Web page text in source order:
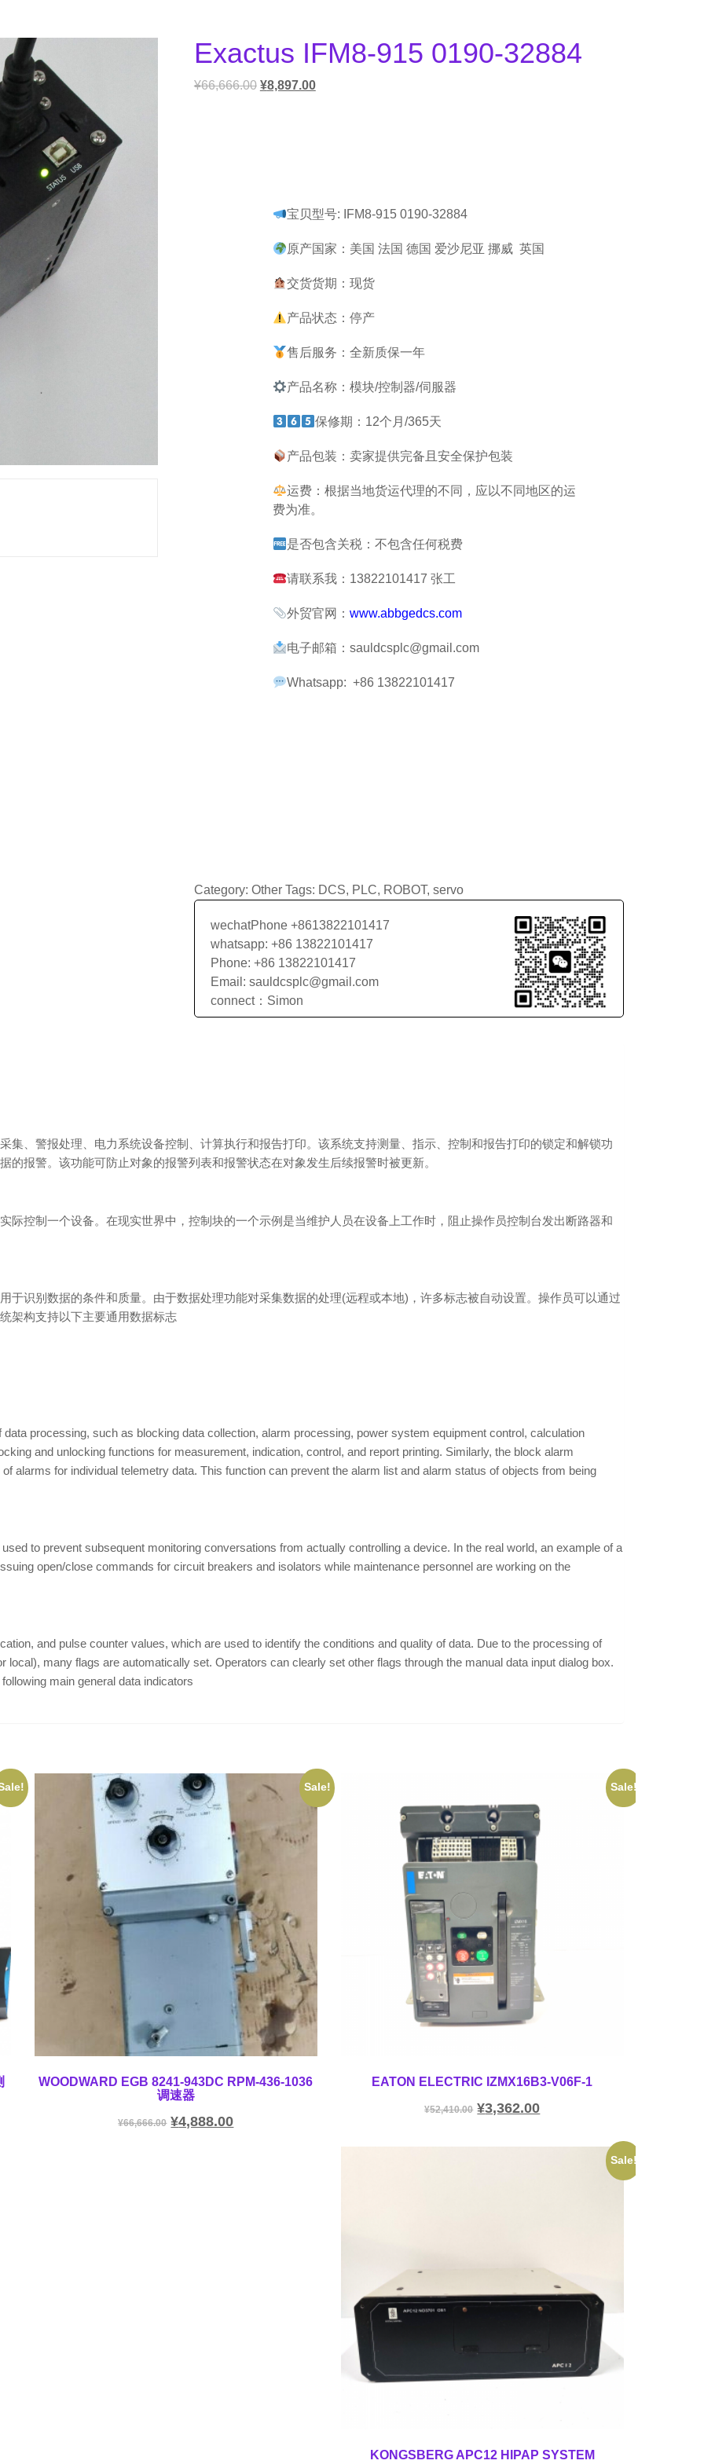
Exactus IFM8-915 0190-32884
¥66,666.00 ¥8,897.00
宝贝型号: IFM8-915 0190-32884
原产国家：美国 法国 德国 爱沙尼亚 挪威 英国
交货货期：现货
产品状态：停产
售后服务：全新质保一年
产品名称：模块/控制器/伺服器
保修期：12个月/365天
产品包装：卖家提供完备且安全保护包装
运费：根据当地货运代理的不同，应以不同地区的运
费为准。
是否包含关税：不包含任何税费
请联系我：13822101417 张工
外贸官网：www.abbgedcs.com
电子邮箱：sauldcsplc@gmail.com
Whatsapp: +86 13822101417
Category: Other Tags: DCS, PLC, ROBOT, servo
wechatPhone +8613822101417
whatsapp: +86 13822101417
Phone: +86 13822101417
Email: sauldcsplc@gmail.com
connect：Simon
集、警报处理、电力系统设备控制、计算执行和报告打印。该系统支持测量、指示、控制和报告打印的锁定和解锁功
的报警。该功能可防止对象的报警列表和报警状态在对象发生后续报警时被更新。
际控制一个设备。在现实世界中，控制块的一个示例是当维护人员在设备上工作时，阻止操作员控制台发出断路器和
于识别数据的条件和质量。由于数据处理功能对采集数据的处理(远程或本地)，许多标志被自动设置。操作员可以通过
架构支持以下主要通用数据标志
processing, such as blocking data collection, alarm processing, power system equipment control, calculation
and unlocking functions for measurement, indication, control, and report printing. Similarly, the block alarm
alarms for individual telemetry data. This function can prevent the alarm list and alarm status of objects from being
to prevent subsequent monitoring conversations from actually controlling a device. In the real world, an example of a
open/close commands for circuit breakers and isolators while maintenance personnel are working on the
and pulse counter values, which are used to identify the conditions and quality of data. Due to the processing of
many flags are automatically set. Operators can clearly set other flags through the manual data input dialog box.
main general data indicators
Sale!
WOODWARD EGB 8241-943DC RPM-436-1036
调速器
¥66,666.00 ¥4,888.00
Sale!
EATON ELECTRIC IZMX16B3-V06F-1
¥52,410.00 ¥3,362.00
Sale!
KONGSBERG APC12 HIPAP SYSTEM